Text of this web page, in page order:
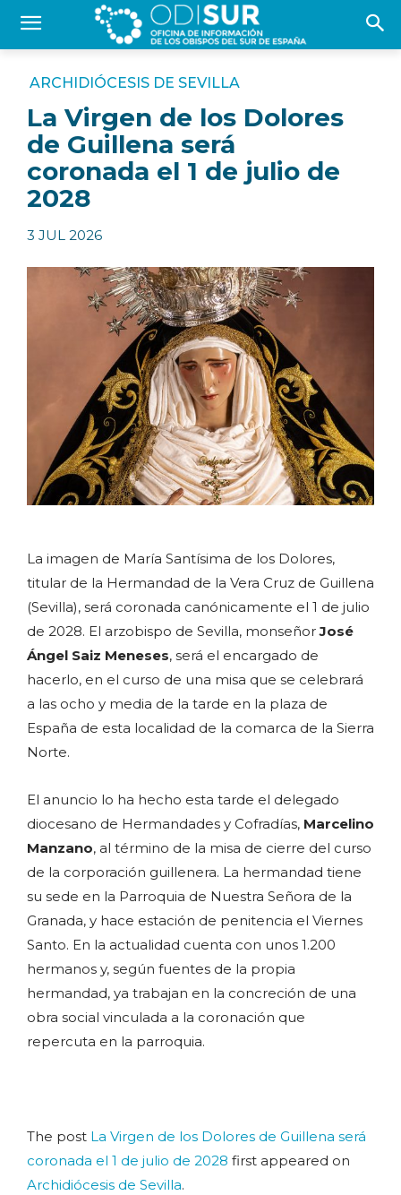
ARCHIDIÓCESIS DE SEVILLA
La Virgen de los Dolores
de Guillena será
coronada el 1 de julio de
2028
3 JUL 2026
La imagen de María Santísima de los Dolores,
titular de la Hermandad de la Vera Cruz de Guillena
(Sevilla), será coronada canónicamente el 1 de julio
de 2028. El arzobispo de Sevilla, monseñorJosé
Ángel Saiz Meneses, será el encargado de
hacerlo, en el curso de una misa que se celebrará
a las ocho y media de la tarde en la plaza de
España de esta localidad de la comarca de la Sierra
Norte.
El anuncio lo ha hecho esta tarde el delegado
diocesano de Hermandades y Cofradías, Marcelino
Manzano, al término de la misa de cierre del curso
de la corporación guillenera. La hermandad tiene
su sede en la Parroquia de Nuestra Señora de la
Granada, y hace estación de penitencia el Viernes
Santo. En la actualidad cuenta con unos 1.200
hermanos y, según fuentes de la propia
hermandad, ya trabajan en la concreción de una
obra social vinculada a la coronación que
repercuta en la parroquia.
The post La Virgen de los Dolores de Guillena será
coronada el 1 de julio de 2028 first appeared on
Archidiócesis de Sevilla.